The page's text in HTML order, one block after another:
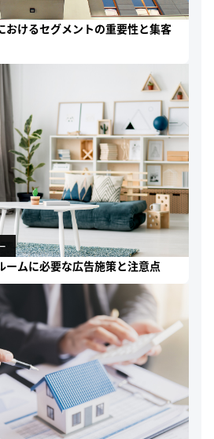
おけるセグメントの重要性と集客
ームに必要な広告施策と注意点